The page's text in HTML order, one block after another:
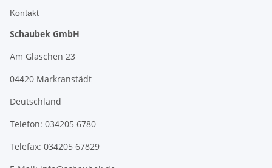
Kontakt
Schaubek GmbH
Am Gläschen 23
04420 Markranstädt
Deutschland
Telefon: 034205 6780
Telefax: 034205 67829